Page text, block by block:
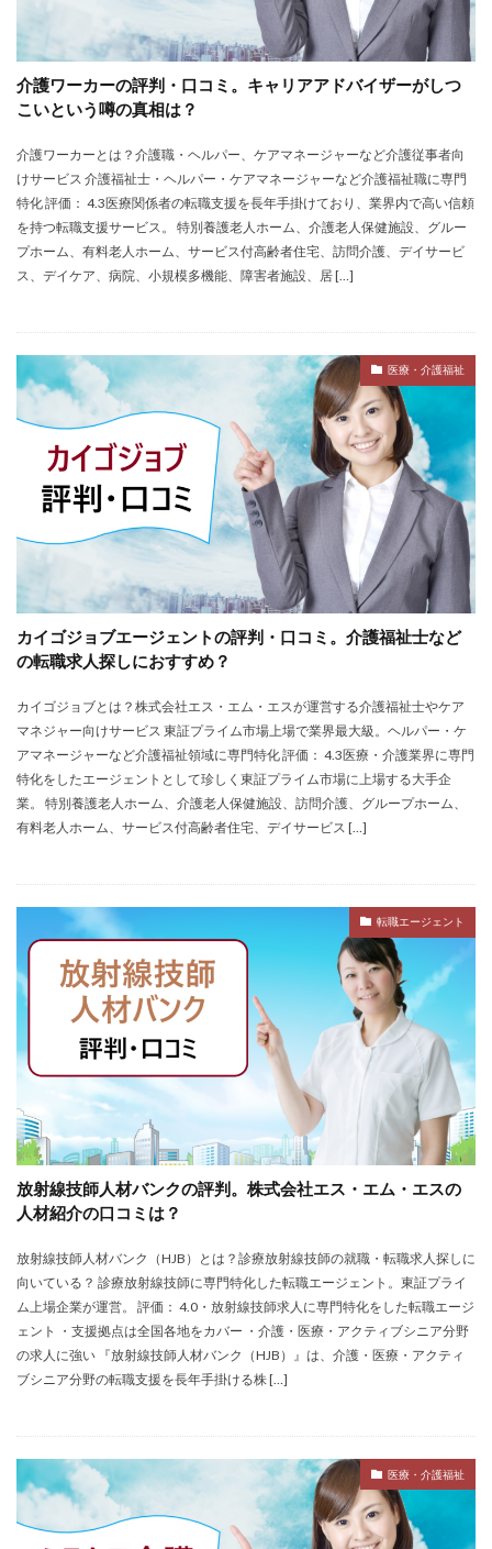
介護ワーカーの評判・口コミ。キャリアアドバイザーがしつ
こいという噂の真相は？
介護ワーカーとは？介護職・ヘルパー、ケアマネージャーなど介護従事者向
けサービス 介護福祉士・ヘルパー・ケアマネージャーなど介護福祉職に専門
特化 評価： 4.3医療関係者の転職支援を長年手掛けており、業界内で高い信頼
を持つ転職支援サービス。 特別養護老人ホーム、介護老人保健施設、グルー
プホーム、有料老人ホーム、サービス付高齢者住宅、訪問介護、デイサービ
ス、デイケア、病院、小規模多機能、障害者施設、居 […]
医療・介護福祉
カイゴジョブエージェントの評判・口コミ。介護福祉士など
の転職求人探しにおすすめ？
カイゴジョブとは？株式会社エス・エム・エスが運営する介護福祉士やケア
マネジャー向けサービス 東証プライム市場上場で業界最大級。ヘルパー・ケ
アマネージャーなど介護福祉領域に専門特化 評価： 4.3医療・介護業界に専門
特化をしたエージェントとして珍しく東証プライム市場に上場する大手企
業。 特別養護老人ホーム、介護老人保健施設、訪問介護、グループホーム、
有料老人ホーム、サービス付高齢者住宅、デイサービス […]
転職エージェント
放射線技師人材バンクの評判。株式会社エス・エム・エスの
人材紹介の口コミは？
放射線技師人材バンク（HJB）とは？診療放射線技師の就職・転職求人探しに
向いている？ 診療放射線技師に専門特化した転職エージェント。東証プライ
ム上場企業が運営。 評価： 4.0・放射線技師求人に専門特化をした転職エージ
ェント ・支援拠点は全国各地をカバー ・介護・医療・アクティブシニア分野
の求人に強い 『放射線技師人材バンク（HJB）』は、介護・医療・アクティ
ブシニア分野の転職支援を長年手掛ける株 […]
医療・介護福祉